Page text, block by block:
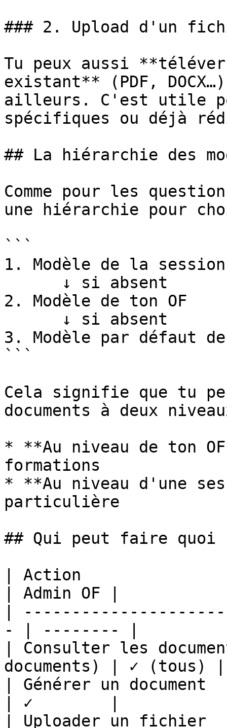
### 2. Upload d'un
Tu peux aussi
existant** (PDF,
ailleurs. C'est utile
spécifiques ou déjà
## La hiérarchie des
Comme pour les
une hiérarchie pour
```
1. Modèle de la
2. Modèle de ton OF
3. Modèle par défaut
```
Cela signifie que tu
documents à deux
* **Au niveau de ton
formations
* **Au niveau d'une
particulière
## Qui peut faire quoi
| Action
| Admin OF |
|
- | -------- |
| Consulter les
documents) | ✓ (tous) |
| Générer un
| ✓        |
| Uploader un